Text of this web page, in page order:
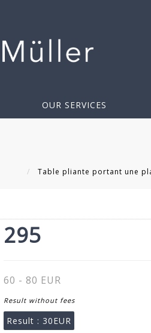
OUR SERVICES
Table pliante portant une
295
60 - 80 EUR
Result without fees
Result : 30EUR